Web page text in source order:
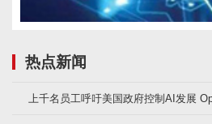
热点新闻
上千名员工呼吁美国政府控制AI发展